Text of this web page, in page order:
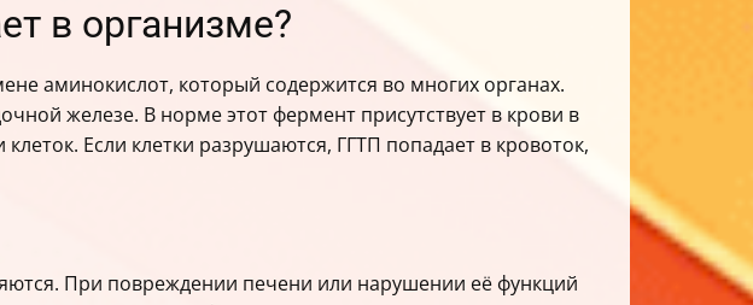
в организме?
аминокислот, который содержится во многих органах.
железе. В норме этот фермент присутствует в крови в
Если клетки разрушаются, ГГТП попадает в кровоток,
При повреждении печени или нарушении её функций